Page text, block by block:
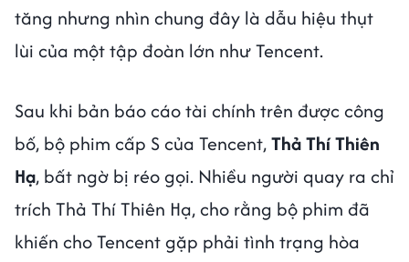
tăng nhưng nhìn chung đây là dẫu hiệu thụt
lùi của một tập đoàn lớn như Tencent.
Sau khi bản báo cáo tài chính trên được công
bố, bộ phim cấp S của Tencent,Thả Thí Thiên
Hạ, bất ngờ bị réo gọi. Nhiều người quay ra chỉ
trích Thả Thí Thiên Hạ, cho rằng bộ phim đã
khiến cho Tencent gặp phải tình trạng hòa